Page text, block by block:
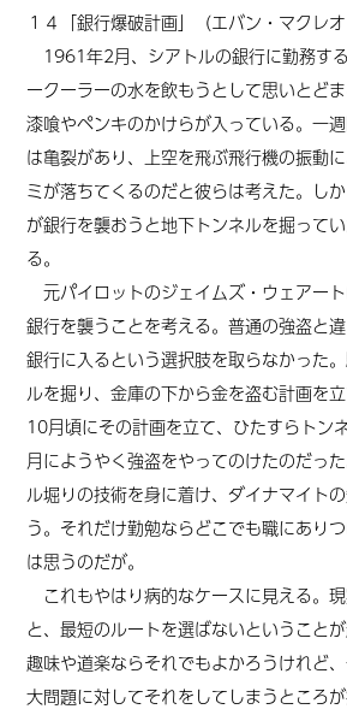
１４「銀行爆破計画」（エバン・マクレオ
1961年2月、シアトルの銀行に勤務す
ークーラーの水を飲もうとして思いとど
漆喰やペンキのかけらが入っている。一
は亀裂があり、上空を飛ぶ飛行機の振動
ミが落ちてくるのだと彼らは考えた。し
が銀行を襲おうと地下トンネルを掘って
る。
元パイロットのジェイムズ・ウェアート
銀行を襲うことを考える。普通の強盗と
銀行に入るという選択肢を取らなかった
ルを掘り、金庫の下から金を盗む計画を
10月頃にその計画を立て、ひたすらトン
月にようやく強盗をやってのけたのだっ
ル堀りの技術を身に着け、ダイナマイト
う。それだけ勤勉ならどこでも職にあり
は思うのだが。
これもやはり病的なケースに見える。
と、最短のルートを選ばないということが
趣味や道楽ならそれでもよかろうけれど
大問題に対してそれをしてしまうところ